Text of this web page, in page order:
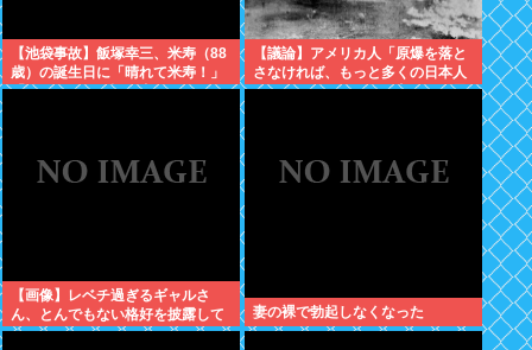
【池袋事故】飯塚幸三、米寿（88
歳）の誕生日に「晴れて米寿！」
「嬉しい」と日記に書いていた
【議論】アメリカ人「原爆を落と
さなければ、もっと多くの日本人
が死んでいた」←この主張どう思
【画像】レベチ過ぎるギャルさ
ん、とんでもない格好を披露して
しまうw w w w w w w
妻の裸で勃起しなくなった